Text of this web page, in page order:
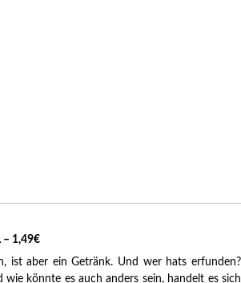
– 1,49€
ist aber ein Getränk. Und wer hats erfunden?
wie könnte es auch anders sein, handelt es sich